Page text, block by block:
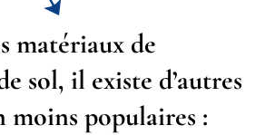
matériaux de
sol, il existe d’autres
populaires :